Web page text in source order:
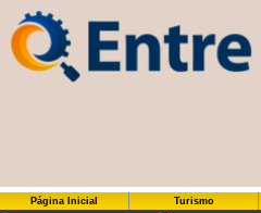
Página Inicial Turismo